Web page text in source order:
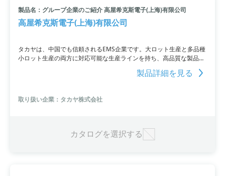
製品名：グループ企業のご紹介 高屋希克斯電子(上海)有限公司
高屋希克斯電子(上海)有限公司
タカヤは、中国でも信頼されるEMS企業です。大ロット生産と多品種
小ロット生産の両方に対応可能な生産ラインを持ち、高品質な製品を
安価で、迅速に提供。日々製造工程の開発に取り組み、より高度な製
製品詳細を見る
取り扱い企業：タカヤ株式会社
カタログを選択する